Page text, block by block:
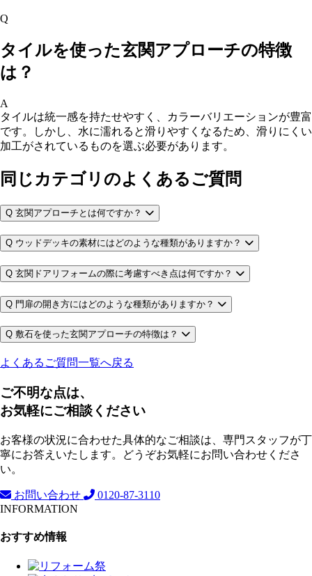
Q
タイルを使った玄関アプローチの特徴
は？
A
タイルは統一感を持たせやすく、カラーバリエーションが豊富
です。しかし、水に濡れると滑りやすくなるため、滑りにくい
加工がされているものを選ぶ必要があります。
同じカテゴリのよくあるご質問
Q 玄関アプローチとは何ですか？
Q ウッドデッキの素材にはどのような種類がありますか？
Q 玄関ドアリフォームの際に考慮すべき点は何ですか？
Q 門扉の開き方にはどのような種類がありますか？
Q 敷石を使った玄関アプローチの特徴は？
よくあるご質問一覧へ戻る
ご不明な点は、
お気軽にご相談ください
お客様の状況に合わせた具体的なご相談は、専門スタッフが丁
寧にお答えいたします。どうぞお気軽にお問い合わせくださ
い。
お問い合わせ
0120-87-3110
INFORMATION
おすすめ情報